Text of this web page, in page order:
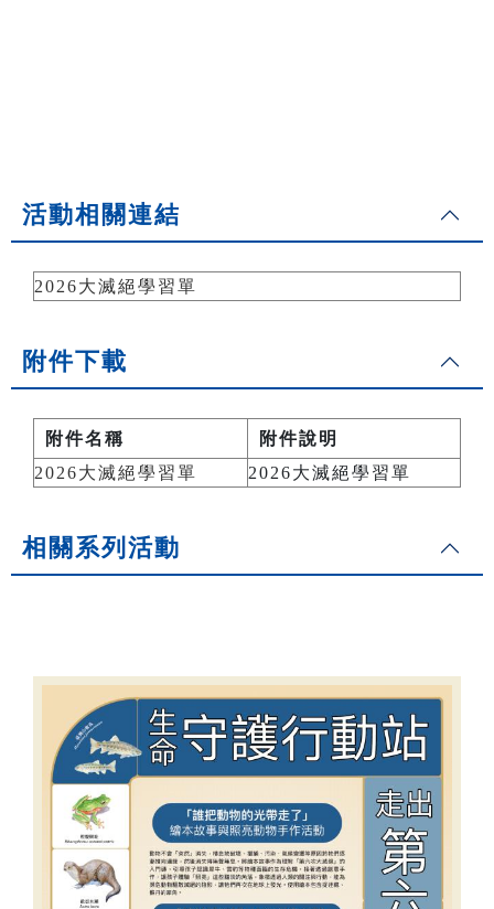
活動相關連結
2026大滅絕學習單
附件下載
附件名稱
附件說明
2026大滅絕學習單
2026大滅絕學習單
相關系列活動